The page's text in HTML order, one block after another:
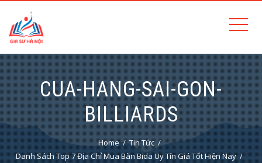
CUA-HANG-SAI-GON-
BILLIARDS
Home
Tin Tức
Danh Sách Top 7 Địa Chỉ Mua Bàn Bida Uy Tín Giá Tốt Hiện Nay